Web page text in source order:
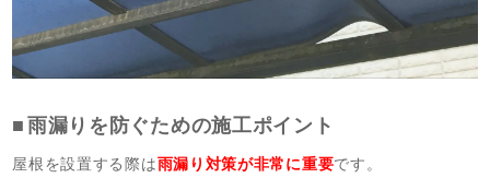
雨漏りを防ぐための施工ポイント
屋根を設置する際は雨漏り対策が非常に重要です。